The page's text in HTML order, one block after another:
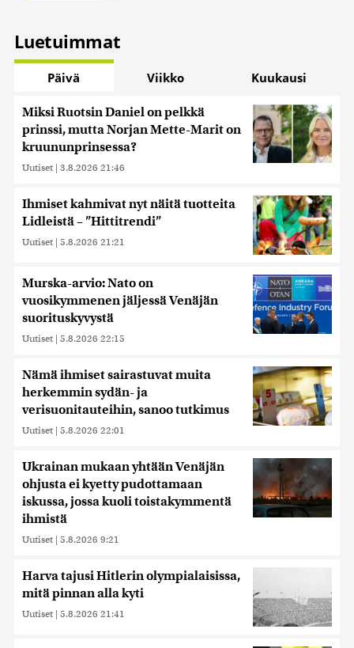
Luetuimmat
Päivä Viikko Kuukausi
Miksi Ruotsin Daniel on pelkkä
prinssi, mutta Norjan Mette-Marit on
kruununprinsessa?
Uutiset | 3.8.2026 21:46
Ihmiset kahmivat nyt näitä tuotteita
Lidleistä – ”Hittitrendi”
Uutiset | 5.8.2026 21:21
Murska-arvio: Nato on
vuosikymmenen jäljessä Venäjän
suorituskyvystä
Uutiset | 5.8.2026 22:15
Nämä ihmiset sairastuvat muita
herkemmin sydän- ja
verisuonitauteihin, sanoo tutkimus
Uutiset | 5.8.2026 22:01
Ukrainan mukaan yhtään Venäjän
ohjusta ei kyetty pudottamaan
iskussa, jossa kuoli toistakymmentä
ihmistä
Uutiset | 5.8.2026 9:21
Harva tajusi Hitlerin olympialaisissa,
mitä pinnan alla kyti
Uutiset | 5.8.2026 21:41